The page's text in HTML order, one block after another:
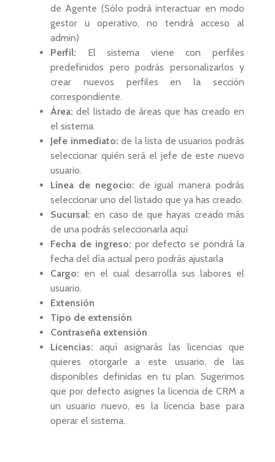
de Agente (Sólo podrá interactuar en modo
gestor u operativo, no tendrá acceso al
admin)
Perfil: El sistema viene con perfiles
predefinidos pero podrás personalizarlos y
crear nuevos perfiles en la sección
correspondiente.
Área:del listado de áreas que has creado en
el sistema
Jefe inmediato: de la lista de usuarios podrás
seleccionar quién será el jefe de este nuevo
usuario.
Línea de negocio: de igual manera podrás
seleccionar uno del listado que ya has creado.
Sucursal: en caso de que hayas creado más
de una podrás seleccionarla aquí
Fecha de ingreso: por defecto se pondrá la
fecha del día actual pero podrás ajustarla
Cargo: en el cual desarrolla sus labores el
usuario.
Extensión
Tipo de extensión
Contraseña extensión
Licencias:aquí asignarás las licencias que
quieres otorgarle a este usuario, de las
disponibles definidas en tu plan. Sugerimos
que por defecto asignes la licencia de CRM a
un usuario nuevo, es la licencia base para
operar el sistema..